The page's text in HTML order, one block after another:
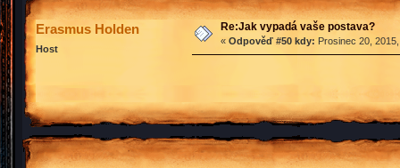
Erasmus Holden
Host
Re:Jak vypadá vaše postava?
« Odpověď #50 kdy: Prosinec 20,